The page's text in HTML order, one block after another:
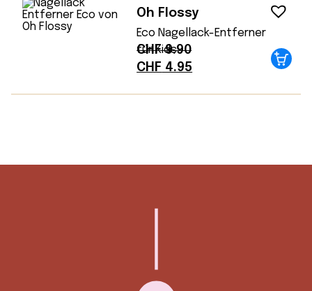
Oh Flossy
Eco Nagellack-Entferner
für Kids
CHF9.90
Ursprünglicher
CHF 4.95